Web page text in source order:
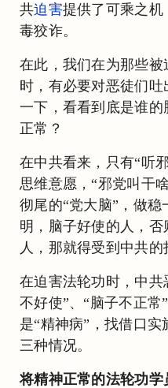
共迫害提供了可乘之
毒狡诈。
在此，我们在为那些被
时，有必要对恶徒们
一下，看看到底是谁
正常？
在中共看来，只有“听
思维意愿，“邪党叫干
彻尾的“党大脑”，做
明，脑子好使的人，
人，那就得受到中共的
在迫害法轮功时，中共
不好使”、“脑子不正常
是“精神病”，找借口
三种情况。
将精神正常的法轮功学